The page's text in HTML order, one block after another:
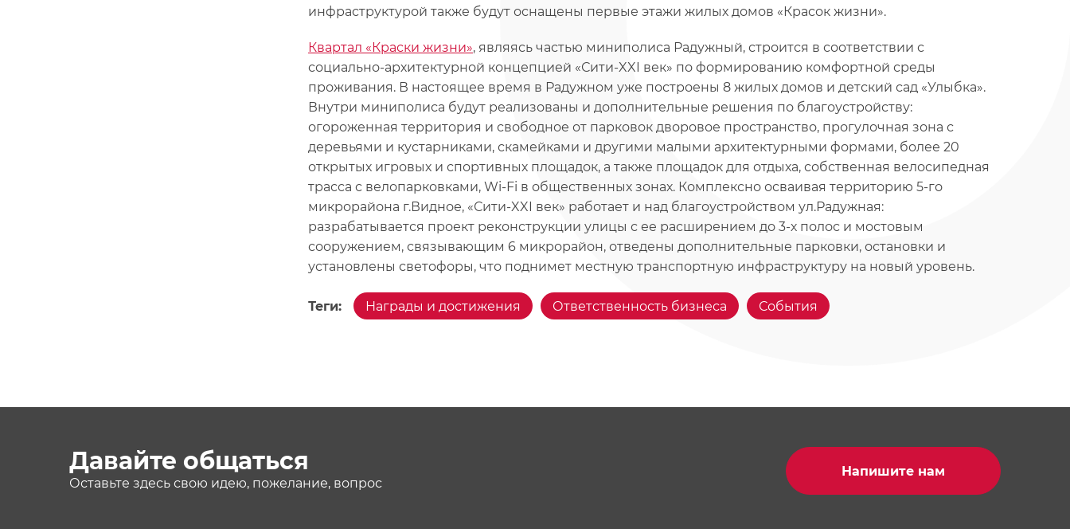
инфраструктурой также будут оснащены первые этажи жилых домов «Красок жизни».
Квартал «Краски жизни», являясь частью миниполиса Радужный, строится в соответствии с
социально-архитектурной концепцией «Сити-XXI век» по формированию комфортной среды
проживания. В настоящее время в Радужном уже построены 8 жилых домов и детский сад «Улыбка».
Внутри миниполиса будут реализованы и дополнительные решения по благоустройству:
огороженная территория и свободное от парковок дворовое пространство, прогулочная зона с
деревьями и кустарниками, скамейками и другими малыми архитектурными формами, более 20
открытых игровых и спортивных площадок, а также площадок для отдыха, собственная велосипедная
трасса с велопарковками, Wi-Fi в общественных зонах. Комплексно осваивая территорию 5-го
микрорайона г.Видное, «Сити-XXI век» работает и над благоустройством ул.Радужная:
разрабатывается проект реконструкции улицы с ее расширением до 3-х полос и мостовым
сооружением, связывающим 6 микрорайон, отведены дополнительные парковки, остановки и
установлены светофоры, что поднимет местную транспортную инфраструктуру на новый уровень.
Теги: Награды и достижения Ответственность бизнеса События
Давайте общаться
Оставьте здесь свою идею, пожелание, вопрос
Напишите нам